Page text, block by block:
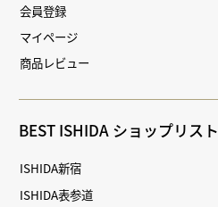
会員登録
マイページ
商品レビュー
BEST ISHIDA ショップリスト
ISHIDA新宿
ISHIDA表参道